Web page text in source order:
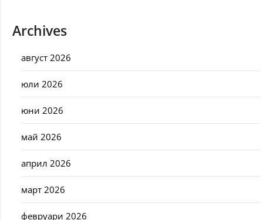
Archives
август 2026
юли 2026
юни 2026
май 2026
април 2026
март 2026
февруари 2026